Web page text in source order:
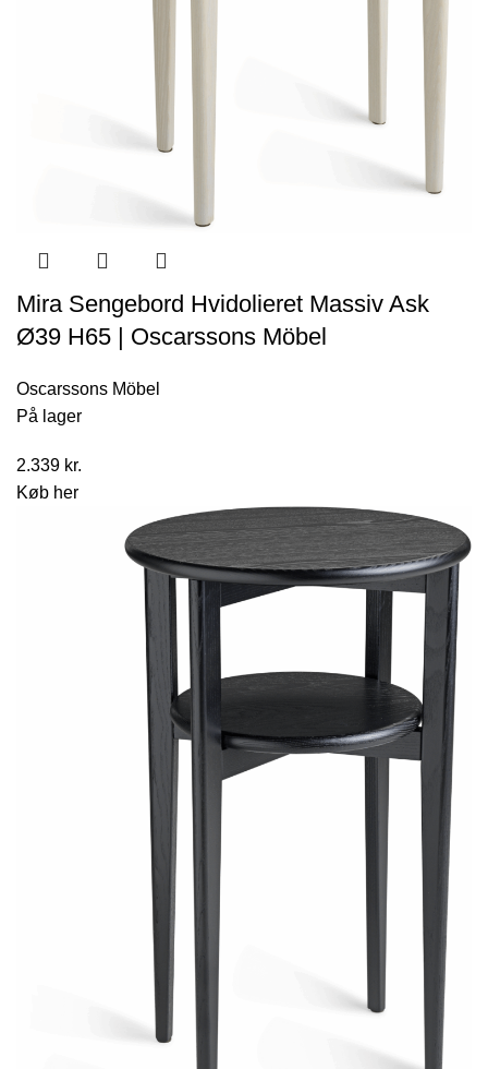
Mira Sengebord Hvidolieret Massiv Ask
Ø39 H65 | Oscarssons Möbel
Oscarssons Möbel
På lager
2.339 kr.
Køb her